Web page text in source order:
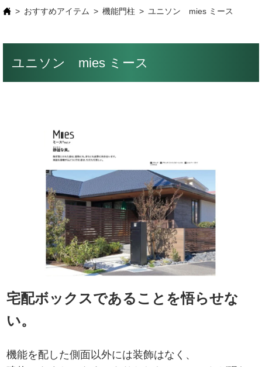
おすすめアイテム 機能門柱 ユニソン mies ミース
ユニソン mies ミース
宅配ボックスであることを悟らせな
い。
機能を配した側面以外には装飾はなく、